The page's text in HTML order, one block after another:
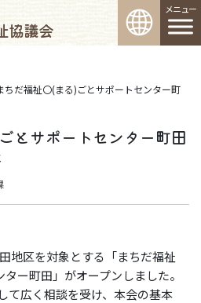
協議会
ちだ福祉〇(まる)ごとサポートセンター町
とサポートセンター町田
地区を対象とする「まちだ福祉
ー町田」がオープンしました。
て広く相談を受け、本会の基本